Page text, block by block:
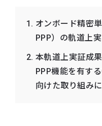
オンボード精密
PPP）の軌道上
本軌道上実証成
PPP機能を有す
向けた取り組み